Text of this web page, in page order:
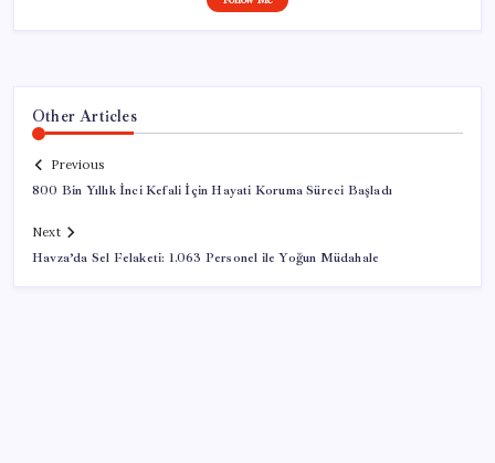
Other Articles
Previous
800 Bin Yıllık İnci Kefali İçin Hayati Koruma Süreci Başladı
Next
Havza’da Sel Felaketi: 1.063 Personel ile Yoğun Müdahale